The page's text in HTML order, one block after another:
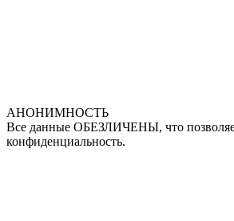
АНОНИМНОСТЬ
Все данные ОБЕЗЛИЧЕНЫ, что
конфиденциальность.